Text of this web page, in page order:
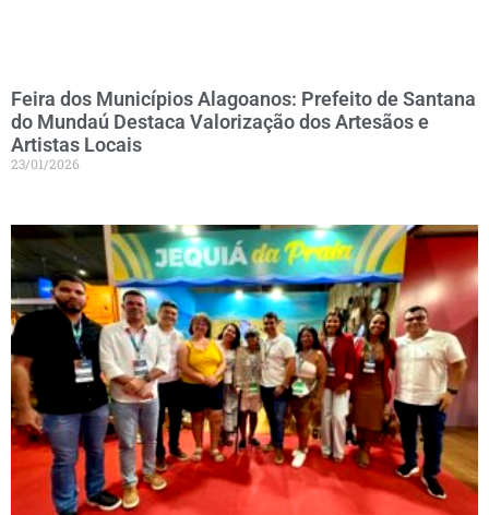
Feira dos Municípios Alagoanos: Prefeito de Santana
do Mundaú Destaca Valorização dos Artesãos e
Artistas Locais
23/01/2026